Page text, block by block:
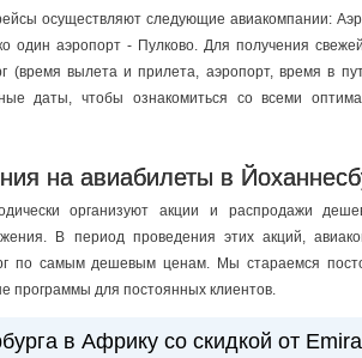
осуществляют следующие авиакомпании:
один аэропорт - Пулково. Для получения
(время вылета и прилета, аэропорт, время в
даты, чтобы ознакомиться со всеми
на авиабилеты в
организуют акции и распродажи
В период проведения этих акций,
по самым дешевым ценам. Мы стараемся
программы для постоянных клиентов.
в Африку со скидкой от